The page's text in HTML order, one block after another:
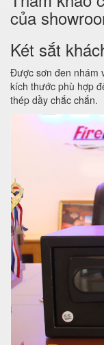
của
Két sắt
Được sơn đen nhám
kích thước phù hợp
thép dầy chắc chắn.